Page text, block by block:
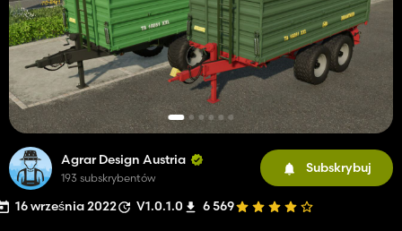
Agrar Design Austria
193 subskrybentów
Subskrybuj
16 września 2022 V1.0.1.0 6 569